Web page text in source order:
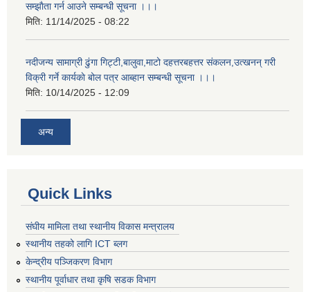
सम्झाैता गर्न आउने सम्बन्धी सूचना ।।।
मिति: 11/14/2025 - 08:22
नदीजन्य सामाग्री ढुंगा गिट्टी,बालुवा,माटो दहत्तरबहत्तर संकलन,उत्खनन् गरी
विक्री गर्ने कार्यकाे बोल पत्र आब्हान सम्बन्धी सूचना ।।।
मिति: 10/14/2025 - 12:09
अन्य
Quick Links
संघीय मामिला तथा स्थानीय विकास मन्त्रालय
स्थानीय तहको लागि ICT ब्लग
केन्द्रीय पञ्जिकरण विभाग
स्थानीय पूर्वाधार तथा कृषि सडक विभाग